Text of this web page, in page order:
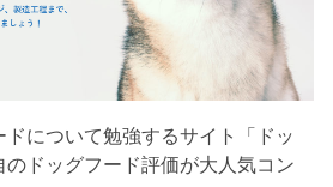
について勉強するサイト「ドッ
ドッグフード評価が大人気コン